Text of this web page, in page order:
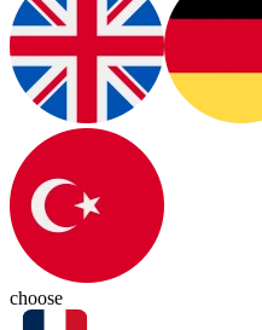
choose